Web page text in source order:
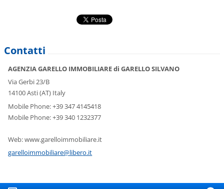
Contatti
AGENZIA GARELLO IMMOBILIARE di GARELLO SILVANO
Via Gerbi 23/B
14100 Asti (AT) Italy
Mobile Phone: +39 347 4145418
Mobile Phone: +39 340 1232377
Web: www.garelloimmobiliare.it
garelloimmobiliare@libero.it